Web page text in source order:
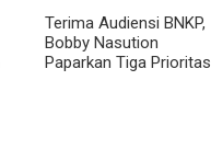
Terima Audiensi BNKP,
Bobby Nasution
Paparkan Tiga Prioritas